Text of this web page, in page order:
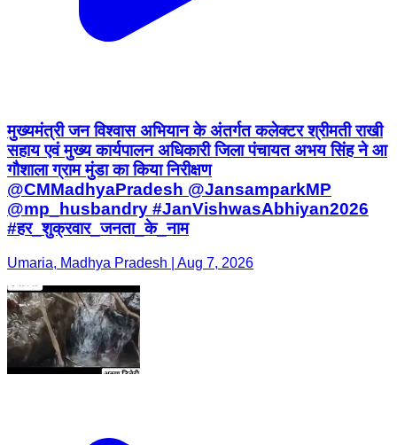
मुख्यमंत्री जन विश्वास अभियान के अंतर्गत कलेक्टर श्रीमती राखी
सहाय एवं मुख्य कार्यपालन अधिकारी जिला पंचायत अभय सिंह ने आ
गौशाला ग्राम मुंडा का किया निरीक्षण
@CMMadhyaPradesh @JansamparkMP
@mp_husbandry #JanVishwasAbhiyan2026
#हर_शुक्रवार_जनता_के_नाम
Umaria, Madhya Pradesh | Aug 7, 2026